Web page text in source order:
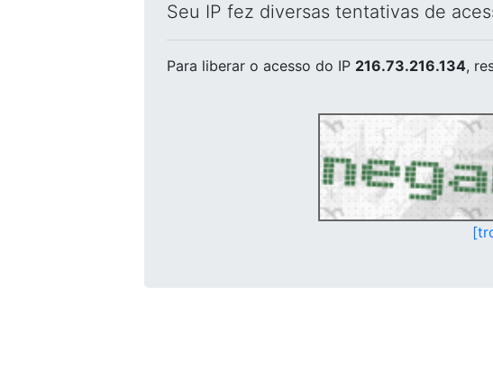
Seu IP fez diversas tentativas de
Para liberar o acesso do IP 216.73.216.134,